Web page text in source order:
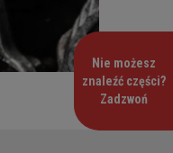
Nie możesz
znaleźć części?
Zadzwoń